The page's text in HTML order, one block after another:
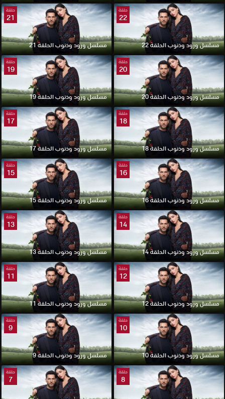
حلقة
22
مسلسل ورود وذنوب الحلقة 22
حلقة
21
مسلسل ورود وذنوب الحلقة 21
حلقة
20
مسلسل ورود وذنوب الحلقة 20
حلقة
19
مسلسل ورود وذنوب الحلقة 19
حلقة
18
مسلسل ورود وذنوب الحلقة 18
حلقة
17
مسلسل ورود وذنوب الحلقة 17
حلقة
16
مسلسل ورود وذنوب الحلقة 16
حلقة
15
مسلسل ورود وذنوب الحلقة 15
حلقة
14
مسلسل ورود وذنوب الحلقة 14
حلقة
13
مسلسل ورود وذنوب الحلقة 13
حلقة
12
مسلسل ورود وذنوب الحلقة 12
حلقة
11
مسلسل ورود وذنوب الحلقة 11
حلقة
10
مسلسل ورود وذنوب الحلقة 10
حلقة
9
مسلسل ورود وذنوب الحلقة 9
حلقة
8
حلقة
7